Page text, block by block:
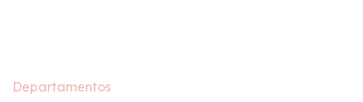
Departamentos